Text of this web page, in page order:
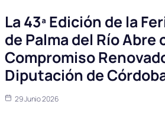
La 43ª Edición de la
de Palma del Río Abre
Compromiso
Diputación de
29 Junio 2026